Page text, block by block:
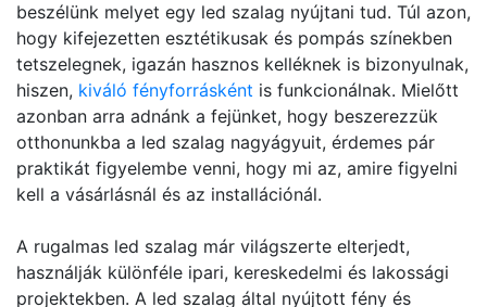
beszélünk melyet egy led szalag nyújtani tud. Túl azon,
hogy kifejezetten esztétikusak és pompás színekben
tetszelegnek, igazán hasznos kelléknek is bizonyulnak,
hiszen, kiváló fényforrásként is funkcionálnak. Mielőtt
azonban arra adnánk a fejünket, hogy beszerezzük
otthonunkba a led szalag nagyágyuit, érdemes pár
praktikát figyelembe venni, hogy mi az, amire figyelni
kell a vásárlásnál és az installációnál.
A rugalmas led szalag már világszerte elterjedt,
használják különféle ipari, kereskedelmi és lakossági
projektekben. A led szalag által nyújtott fény és